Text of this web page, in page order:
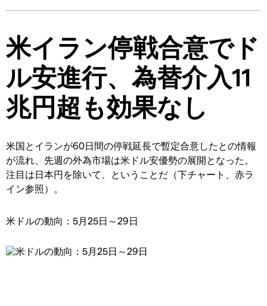
米イラン停戦合意でド
ル安進行、為替介入11
兆円超も効果なし
米国とイランが60日間の停戦延長で暫定合意したとの情報
が流れ、先週の外為市場は米ドル安優勢の展開となった。
注目は日本円を除いて、ということだ（下チャート、赤ラ
イン参照）。
米ドルの動向：5月25日～29日